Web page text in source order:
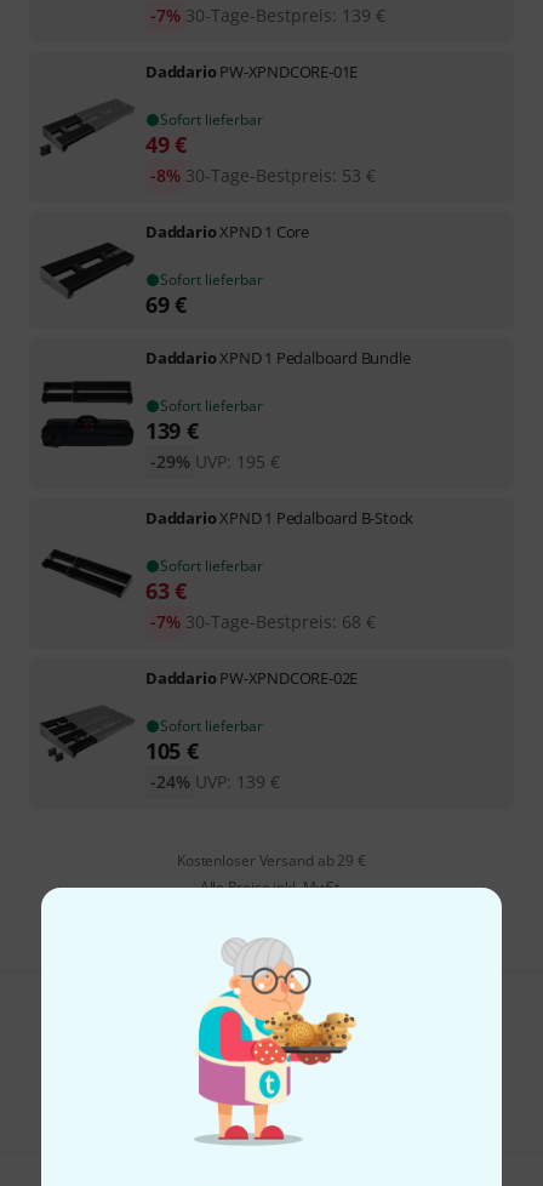
30-Tage-Bestpreis: 139 €
-7%
DaddarioPW-XPNDCORE-01E
Sofort lieferbar
49€
30-Tage-Bestpreis: 53 €
-8%
DaddarioXPND 1 Core
Sofort lieferbar
69€
DaddarioXPND 1 Pedalboard Bundle
Sofort lieferbar
139 €
UVP: 195 €
-29%
DaddarioXPND 1 Pedalboard B-Stock
Sofort lieferbar
63€
30-Tage-Bestpreis: 68 €
-7%
DaddarioPW-XPNDCORE-02E
Sofort lieferbar
105 €
UVP: 139 €
-24%
Kostenloser Versand ab 29 €
Alle Preise inkl. MwSt.
Gefällt Ihnen, was Sie sehen?
Hilfe & Feedback